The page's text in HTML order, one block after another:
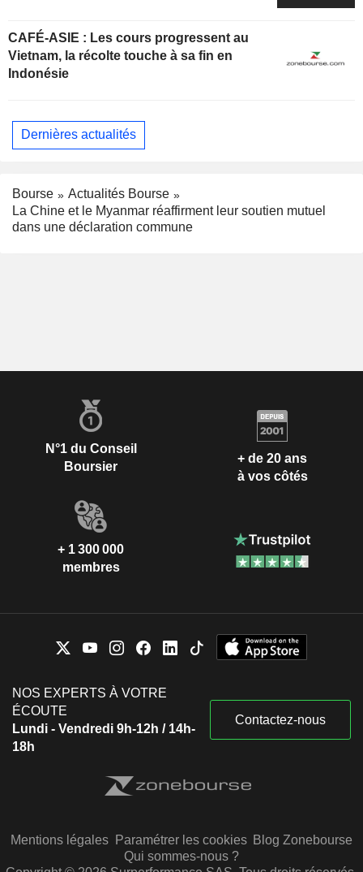
CAFÉ-ASIE : Les cours progressent au
Vietnam, la récolte touche à sa fin en
Indonésie
Dernières actualités
Bourse
Actualités Bourse
La Chine et le Myanmar réaffirment leur soutien mutuel
dans une déclaration commune
N°1 du Conseil
Boursier
+ de 20 ans
à vos côtés
+ 1 300 000
membres
NOS EXPERTS À VOTRE
ÉCOUTE
Lundi - Vendredi 9h-12h / 14h-
18h
Contactez-nous
Mentions légales Paramétrer les cookies Blog Zonebourse
Qui sommes-nous ?